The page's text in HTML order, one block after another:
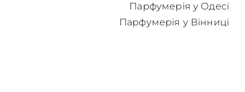
Парфумерія у Одесі
Парфумерія у Вінниці